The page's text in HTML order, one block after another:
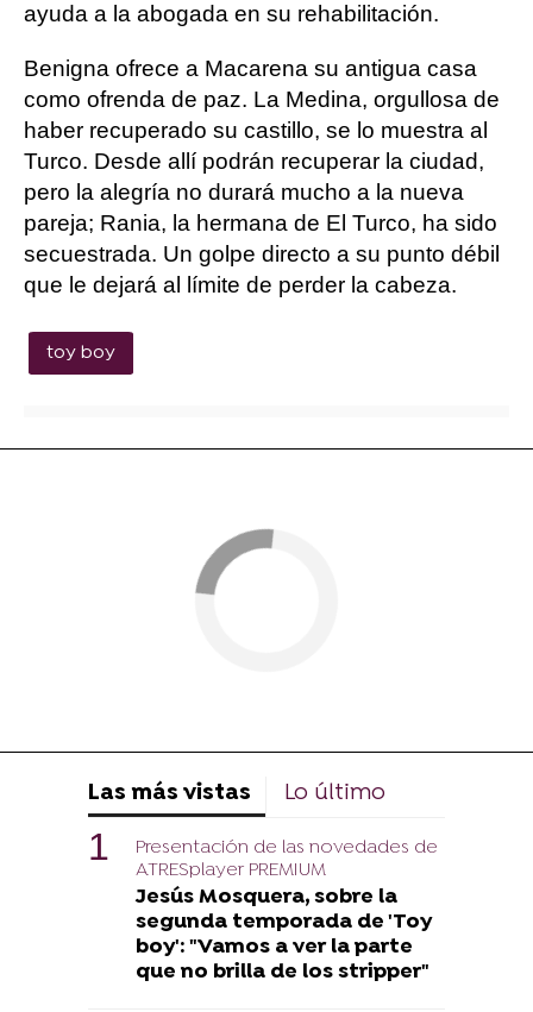
ayuda a la abogada en su rehabilitación.
Benigna ofrece a Macarena su antigua casa
como ofrenda de paz. La Medina, orgullosa de
haber recuperado su castillo, se lo muestra al
Turco. Desde allí podrán recuperar la ciudad,
pero la alegría no durará mucho a la nueva
pareja; Rania, la hermana de El Turco, ha sido
secuestrada. Un golpe directo a su punto débil
que le dejará al límite de perder la cabeza.
toy boy
Las más vistas Lo último
Presentación de las novedades de
ATRESplayer PREMIUM
Jesús Mosquera, sobre la
segunda temporada de 'Toy
boy': "Vamos a ver la parte
que no brilla de los stripper"